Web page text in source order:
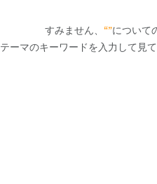
すみません、“”について
テーマのキーワードを入力して見